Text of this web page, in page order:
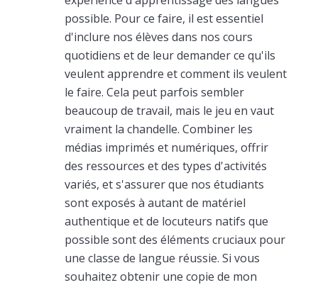
possible. Pour ce faire, il est essentiel
d'inclure nos élèves dans nos cours
quotidiens et de leur demander ce qu'ils
veulent apprendre et comment ils veulent
le faire. Cela peut parfois sembler
beaucoup de travail, mais le jeu en vaut
vraiment la chandelle. Combiner les
médias imprimés et numériques, offrir
des ressources et des types d'activités
variés, et s'assurer que nos étudiants
sont exposés à autant de matériel
authentique et de locuteurs natifs que
possible sont des éléments cruciaux pour
une classe de langue réussie. Si vous
souhaitez obtenir une copie de mon